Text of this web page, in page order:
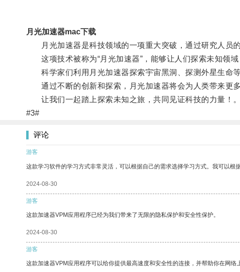
月光加速器mac下载
月光加速器是科技领域的一项重大突破，通过研究人员的
这项技术被称为“月光加速器”，能够让人们探索未知领域
科学家们利用月光加速器探索宇宙黑洞、探测外星生命等
通过不断的创新和探索，月光加速器将会为人类带来更多
让我们一起踏上探索未知之旅，共同见证科技的力量！。
#3#
评论
游客
这款学习软件的学习方式非常灵活，可以根据自己的需求选择学习方式。我可以根
2024-08-30
游客
这款加速器VPM应用程序已经为我们带来了无限的隐私保护和安全性保护。
2024-08-30
游客
这款加速器VPM应用程序可以给你提供最高速度和安全性的连接，并帮助你在网络